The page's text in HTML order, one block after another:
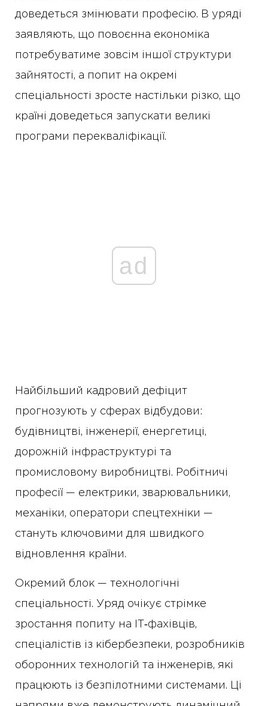
доведеться змінювати професію. В уряді
заявляють, що повоєнна економіка
потребуватиме зовсім іншої структури
зайнятості, а попит на окремі
спеціальності зросте настільки різко, що
країні доведеться запускати великі
програми перекваліфікації.
ad
Найбільший кадровий дефіцит
прогнозують у сферах відбудови:
будівництві, інженерії, енергетиці,
дорожній інфраструктурі та
промисловому виробництві. Робітничі
професії — електрики, зварювальники,
механіки, оператори спецтехніки —
стануть ключовими для швидкого
відновлення країни.
Окремий блок — технологічні
спеціальності. Уряд очікує стрімке
зростання попиту на ІТ‑фахівців,
спеціалістів із кібербезпеки, розробників
оборонних технологій та інженерів, які
працюють із безпілотними системами. Ці